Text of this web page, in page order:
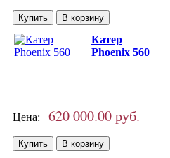
Катер
Phoenix 560
Цена: 620 000.00 руб.